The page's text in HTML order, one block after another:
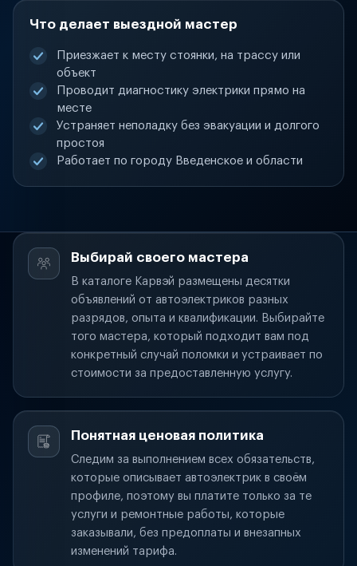
Что делает выездной мастер
Приезжает к месту стоянки, на трассу или
объект
Проводит диагностику электрики прямо на
месте
Устраняет неполадку без эвакуации и долгого
простоя
Работает по городу Введенское и области
Выбирай своего мастера
В каталоге Карвэй размещены десятки
объявлений от автоэлектриков разных
разрядов, опыта и квалификации. Выбирайте
того мастера, который подходит вам под
конкретный случай поломки и устраивает по
стоимости за предоставленную услугу.
Понятная ценовая политика
Следим за выполнением всех обязательств,
которые описывает автоэлектрик в своём
профиле, поэтому вы платите только за те
услуги и ремонтные работы, которые
заказывали, без предоплаты и внезапных
изменений тарифа.